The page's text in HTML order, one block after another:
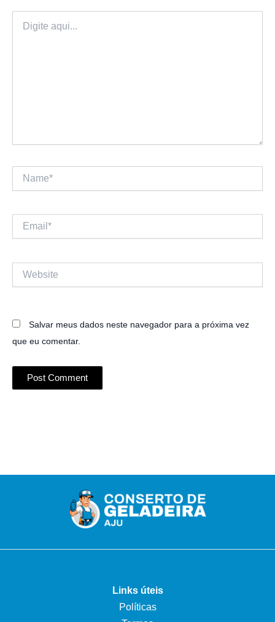
aqui...
Email*
Salvar meus dados neste navegador para a próxima vez
que eu comentar.
Links úteis
Políticas